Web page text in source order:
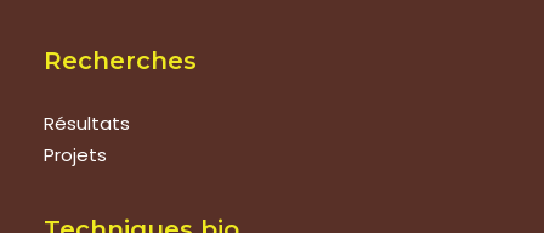
Recherches
Résultats
Projets